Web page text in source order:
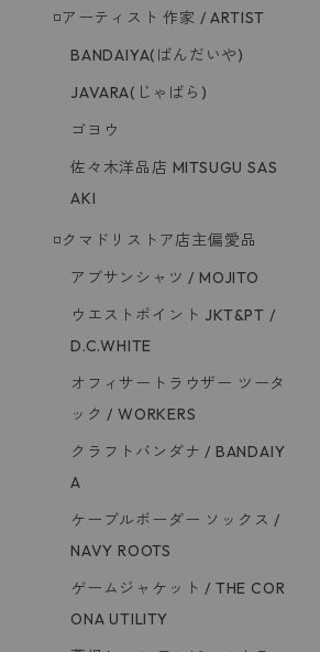
◽️アーティスト 作家 / ARTIST
BANDAIYA(ばんだいや)
JAVARA(じゃばら)
ゴヨウ
佐々木洋品店 MITSUGU SAS
AKI
◽️クマドリストア店主偏愛品
アブサンシャツ / MOJITO
ウエストポイント JKT&PT /
D.C.WHITE
オフィサートラウザー ツータ
ック / WORKERS
クラフトバンダナ / BANDAIY
A
ケーブルボーダー ソックス /
NAVY ROOTS
ゲームジャケット / THE COR
ONA UTILITY